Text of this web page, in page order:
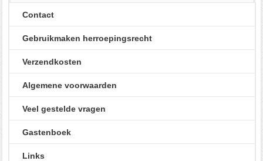
Contact
Gebruikmaken herroepingsrecht
Verzendkosten
Algemene voorwaarden
Veel gestelde vragen
Gastenboek
Links